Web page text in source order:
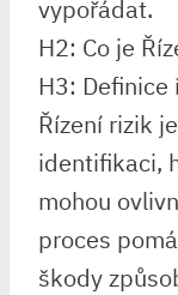
vypořádat.
H2: Co je
H3: Definice
Řízení rizik
identifikaci,
mohou
proces
škody